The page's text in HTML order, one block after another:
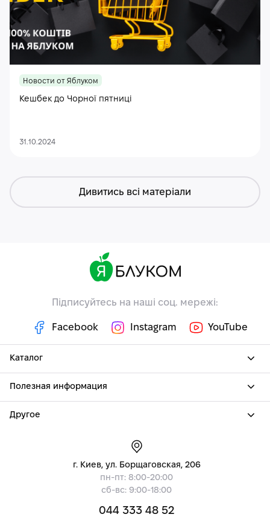
Новости от Яблуком
Кешбек до Чорної пятниці
31.10.2024
Дивитись всі матеріали
Підписуйтесь на наші соц. мережі:
Facebook Instagram YouTube
Каталог
Полезная информация
Другое
г. Киев, ул. Борщаговская, 206
пн-пт: 8:00-20:00
сб-вс: 9:00-18:00
044 333 48 52